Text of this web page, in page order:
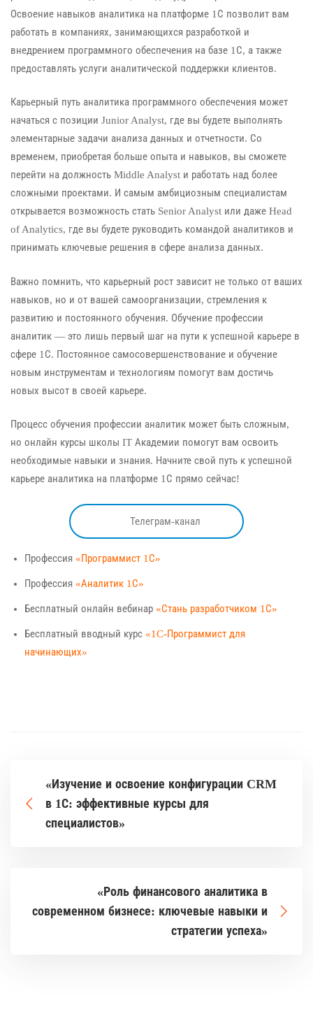
Освоение навыков аналитика на платформе 1С позволит вам
работать в компаниях, занимающихся разработкой и
внедрением программного обеспечения на базе 1С, а также
предоставлять услуги аналитической поддержки клиентов.
Карьерный путь аналитика программного обеспечения может
начаться с позиции Junior Analyst, где вы будете выполнять
элементарные задачи анализа данных и отчетности. Со
временем, приобретая больше опыта и навыков, вы сможете
перейти на должность Middle Analyst и работать над более
сложными проектами. И самым амбициозным специалистам
открывается возможность стать Senior Analyst или даже Head
of Analytics, где вы будете руководить командой аналитиков и
принимать ключевые решения в сфере анализа данных.
Важно помнить, что карьерный рост зависит не только от ваших
навыков, но и от вашей самоорганизации, стремления к
развитию и постоянного обучения. Обучение профессии
аналитик — это лишь первый шаг на пути к успешной карьере в
сфере 1С. Постоянное самосовершенствование и обучение
новым инструментам и технологиям помогут вам достичь
новых высот в своей карьере.
Процесс обучения профессии аналитик может быть сложным,
но онлайн курсы школы IT Академии помогут вам освоить
необходимые навыки и знания. Начните свой путь к успешной
карьере аналитика на платформе 1С прямо сейчас!
Телеграм-канал
Профессия «Программист 1С»
Профессия «Аналитик 1С»
Бесплатный онлайн вебинар «Стань разработчиком 1С»
Бесплатный вводный курс «1C-Программист для
начинающих»
«Изучение и освоение конфигурации CRM
в 1С: эффективные курсы для
специалистов»
«Роль финансового аналитика в
современном бизнесе: ключевые навыки и
стратегии успеха»